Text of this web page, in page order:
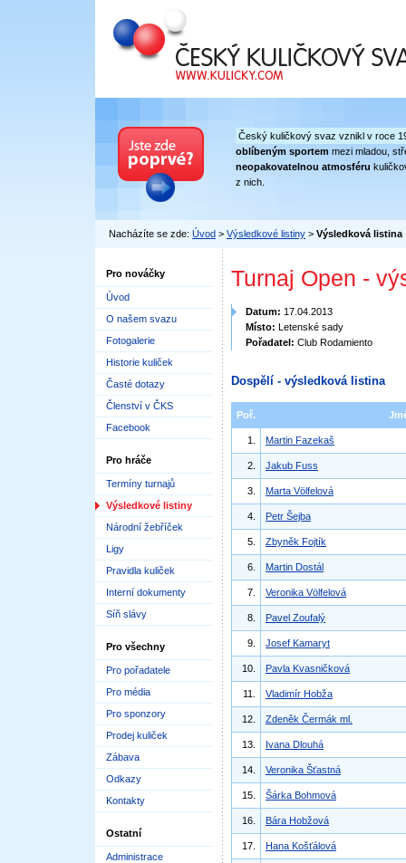
Český kuličkový svaz
Český kuličkový svaz vznikl v roce
oblíbeným sportem mezi mladou,
neopakovatelnou atmosféru
z nich.
Nacházíte se zde: Úvod > Výsledkové listiny > Výsledková listina
Pro nováčky
Úvod
O našem svazu
Fotogalerie
Historie kuliček
Časté dotazy
Členství v ČKS
Facebook
Pro hráče
Termíny turnajů
Výsledkové listiny
Národní žebříček
Ligy
Pravidla kuliček
Interní dokumenty
Síň slávy
Pro všechny
Pro pořadatele
Pro média
Pro sponzory
Prodej kuliček
Zábava
Odkazy
Kontakty
Ostatní
Administrace
Turnaj Open -
Datum: 17.04.2013
Místo: Letenské sady
Pořadatel: Club Rodamiento
Dospělí - výsledková listina
Poř.
1. Martin Fazekaš
2. Jakub Fuss
3. Marta Völfelová
4. Petr Šejba
5. Zbyněk Fojtík
6. Martin Dostál
7. Veronika Völfelová
8. Pavel Zoufalý
9. Josef Kamaryt
10. Pavla Kvasničková
11. Vladimír Hobža
12. Zdeněk Čermák ml.
13. Ivana Dlouhá
14. Veronika Šťastná
15. Šárka Bohmová
16. Bára Hobžová
17. Hana Košťálová